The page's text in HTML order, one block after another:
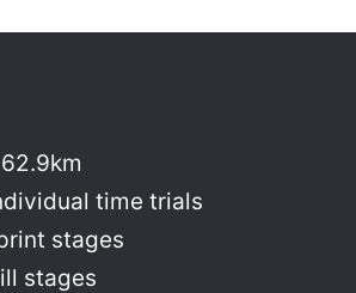
time trials
stages
stages